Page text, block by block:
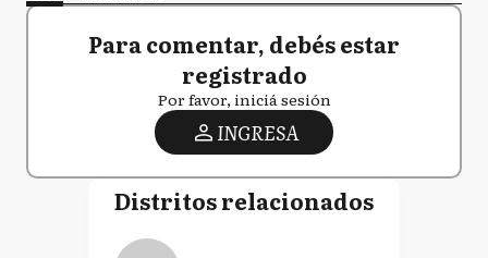
Para comentar, debés estar
registrado
Por favor, iniciá sesión
INGRESA
Distritos relacionados